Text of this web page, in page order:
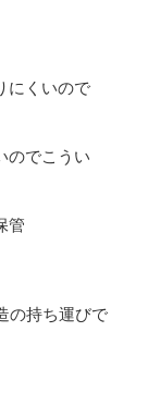
にくいので
のでこうい
管
の持ち運びで